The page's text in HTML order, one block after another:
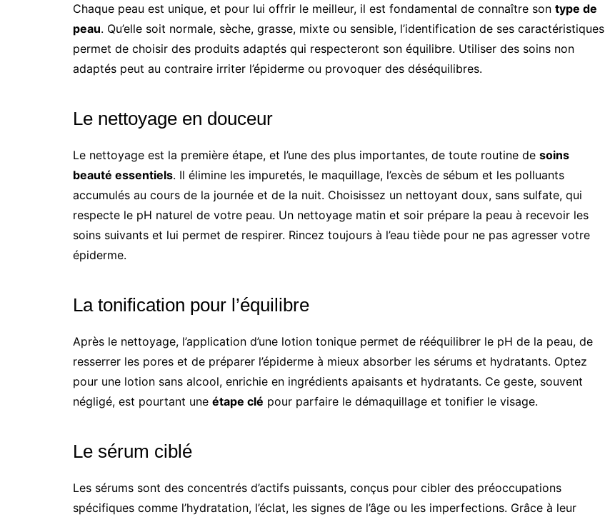
Chaque peau est unique, et pour lui offrir le meilleur, il est fondamental de connaître son type de
peau. Qu’elle soit normale, sèche, grasse, mixte ou sensible, l’identification de ses caractéristiques
permet de choisir des produits adaptés qui respecteront son équilibre. Utiliser des soins non
adaptés peut au contraire irriter l’épiderme ou provoquer des déséquilibres.
Le nettoyage en douceur
Le nettoyage est la première étape, et l’une des plus importantes, de toute routine de soins
beauté essentiels. Il élimine les impuretés, le maquillage, l’excès de sébum et les polluants
accumulés au cours de la journée et de la nuit. Choisissez un nettoyant doux, sans sulfate, qui
respecte le pH naturel de votre peau. Un nettoyage matin et soir prépare la peau à recevoir les
soins suivants et lui permet de respirer. Rincez toujours à l’eau tiède pour ne pas agresser votre
épiderme.
La tonification pour l’équilibre
Après le nettoyage, l’application d’une lotion tonique permet de rééquilibrer le pH de la peau, de
resserrer les pores et de préparer l’épiderme à mieux absorber les sérums et hydratants. Optez
pour une lotion sans alcool, enrichie en ingrédients apaisants et hydratants. Ce geste, souvent
négligé, est pourtant une étape clé pour parfaire le démaquillage et tonifier le visage.
Le sérum ciblé
Les sérums sont des concentrés d’actifs puissants, conçus pour cibler des préoccupations
spécifiques comme l’hydratation, l’éclat, les signes de l’âge ou les imperfections. Grâce à leur